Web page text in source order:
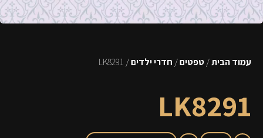
עמוד הבית/טפטים/ חדרי ילדים/ LK8291
LK8291